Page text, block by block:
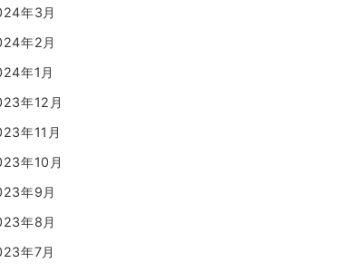
年3月
年2月
年1月
年12月
年11月
年10月
年9月
年8月
年7月